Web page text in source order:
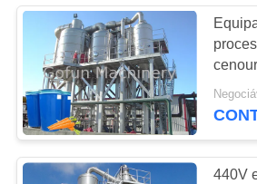
Planta de
pêssego
440V